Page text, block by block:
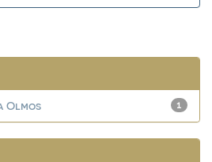
1
Olmos